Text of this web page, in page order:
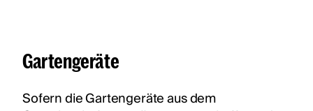
Gartengeräte
Sofern die Gartengeräte aus dem